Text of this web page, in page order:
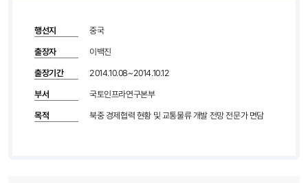
행선지 중국
출장자 이백진
출장기간 2014.10.08~2014.10.12
부서 국토인프라연구본부
목적 북중 경제협력 현황 및 교통물류 개발 전망 전문가 면담